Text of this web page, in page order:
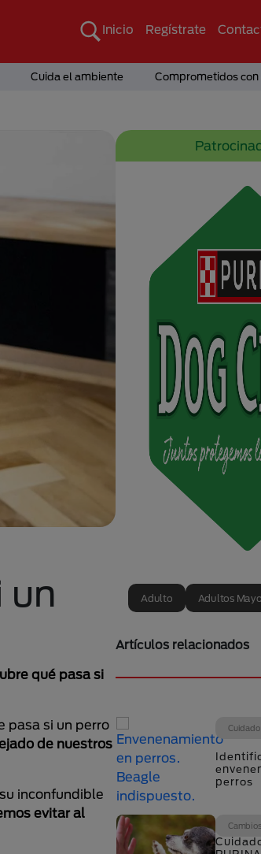
Inicio Regístrate
Cuida el ambiente Comprometidos
un
qué pasa si
pasa si un perro
de nuestros
inconfundible
evitar al
Adulto Adultos
Artículos relacionados
Cuidado
perros